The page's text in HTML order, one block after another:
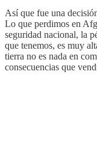
Así que fue una
Lo que perdimos en
seguridad nacional, la
que tenemos, es muy
tierra no es nada en
consecuencias que